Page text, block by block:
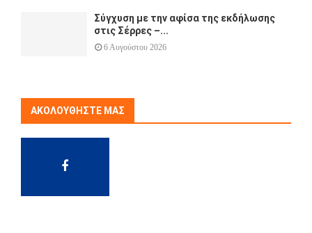
Σύγχυση με την αφίσα της εκδήλωσης
στις Σέρρες –...
6 Αυγούστου 2026
ΑΚΟΛΟΥΘΉΣΤΕ ΜΑΣ